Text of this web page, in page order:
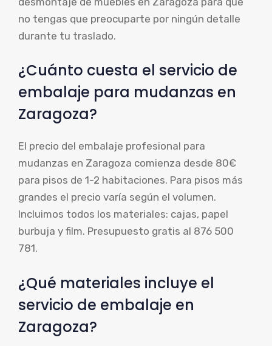
no tengas que preocuparte por ningún detalle
durante tu traslado.
¿Cuánto cuesta el servicio de
embalaje para mudanzas en
Zaragoza?
El precio del embalaje profesional para
mudanzas en Zaragoza comienza desde 80€
para pisos de 1-2 habitaciones. Para pisos más
grandes el precio varía según el volumen.
Incluimos todos los materiales: cajas, papel
burbuja y film. Presupuesto gratis al 876 500
781.
¿Qué materiales incluye el
servicio de embalaje en
Zaragoza?